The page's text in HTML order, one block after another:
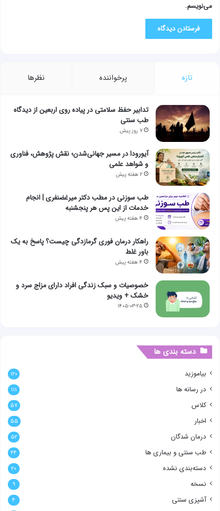
می‌نویسم.
تازه پرخواننده نظرها
تدابیر حفظ سلامتی در پیاده روی اربعین از دیدگاه
طب سنتی
۷ روز پیش
آیورودا در مسیر جهانی‌شدن؛ نقش پژوهش، فناوری
و شواهد علمی
۲ هفته پیش
طب سوزنی در مطب دکتر میرغضنفری | انجام
خدمات از این پس هر پنجشنبه
۴ هفته پیش
راهکار درمان فوری گرمازدگی چیست؟ پاسخ به یک
باور غلط
۴ هفته پیش
خصوصیات و سبک زندگی افراد دارای مزاج سرد و
خشک + ویدیو
۱۴۰۵-۰۳-۲۵
دسته بندی ها
بیاموزید ۱۲۰
در رسانه ها ۱۱۱
کلاس ۵۷
اخبار ۵۵
درمان شدگان ۵۲
طب سنتی و بیماری ها ۴۴
دسته‌بندی نشده ۲۰
نسخه ۹
آشپزی سنتی ۴